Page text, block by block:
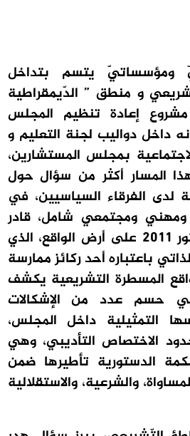
يتسم بتداخل
و منطق ” الدّيمقراطية
إعادة تنظيم المجلس
داخل دواليب لجنة التعليم و
بمجلس المستشارين،
المسار أكثر من سؤال حول
لدى الفرقاء السياسيين، في
ومجتمعي شامل، قادر
على ترجمة روح دستور 2011 على أرض الواقع، الذي
باعتباره أحد ركائز ممارسة
المسطرة التشريعية يكشف
حسم عدد من الإشكالات
التمثيلية داخل المجلس،
الاختصاص التأديبي، وهي
الدستورية تأطيرها ضمن
والشرعية، والاستقلالية